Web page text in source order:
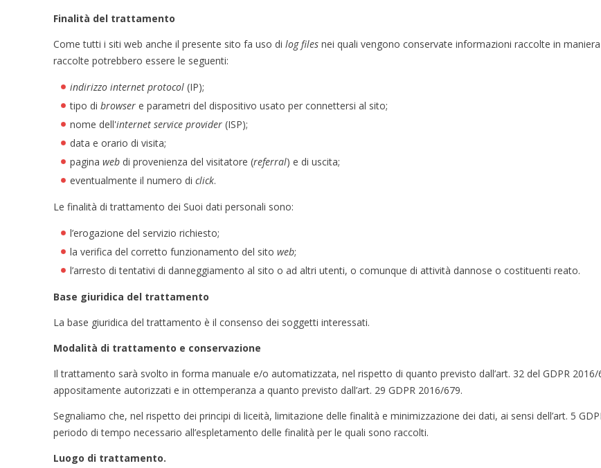
Finalità del trattamento
Come tutti i siti web anche il presente sito fa uso di log files nei quali vengono conservate informazioni raccolte in
raccolte potrebbero essere le seguenti:
indirizzo internet protocol (IP);
tipo di browser e parametri del dispositivo usato per connettersi al sito;
nome dell'internet service provider (ISP);
data e orario di visita;
pagina web di provenienza del visitatore (referral) e di uscita;
eventualmente il numero di click.
Le finalità di trattamento dei Suoi dati personali sono:
l’erogazione del servizio richiesto;
la verifica del corretto funzionamento del sito web;
l’arresto di tentativi di danneggiamento al sito o ad altri utenti, o comunque di attività dannose o costituenti reato.
Base giuridica del trattamento
La base giuridica del trattamento è il consenso dei soggetti interessati.
Modalità di trattamento e conservazione
Il trattamento sarà svolto in forma manuale e/o automatizzata, nel rispetto di quanto previsto dall’art. 32 del GDPR
appositamente autorizzati e in ottemperanza a quanto previsto dall’art. 29 GDPR 2016/679.
Segnaliamo che, nel rispetto dei principi di liceità, limitazione delle finalità e minimizzazione dei dati, ai sensi dell’art. 5
periodo di tempo necessario all’espletamento delle finalità per le quali sono raccolti.
Luogo di trattamento.